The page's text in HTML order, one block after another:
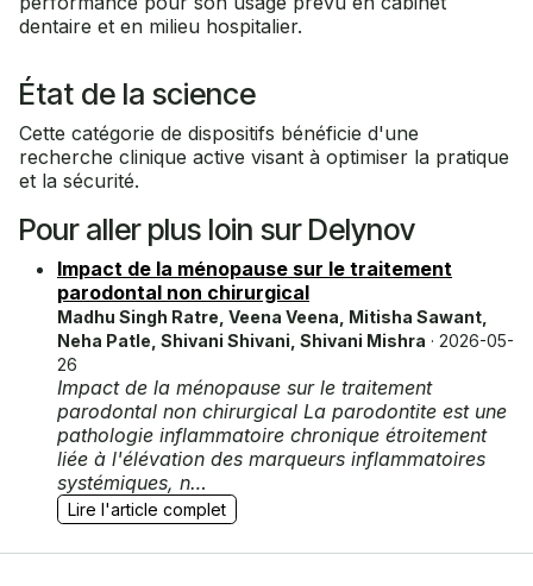
dentaire et en milieu hospitalier.
État de la science
Cette catégorie de dispositifs bénéficie d'une
recherche clinique active visant à optimiser la pratique
et la sécurité.
Pour aller plus loin sur Delynov
Impact de la ménopause sur le traitement
parodontal non chirurgical
Madhu Singh Ratre, Veena Veena, Mitisha Sawant,
Neha Patle, Shivani Shivani, Shivani Mishra · 2026-05-
26
Impact de la ménopause sur le traitement
parodontal non chirurgical La parodontite est une
pathologie inflammatoire chronique étroitement
liée à l'élévation des marqueurs inflammatoires
systémiques, n…
Lire l'article complet